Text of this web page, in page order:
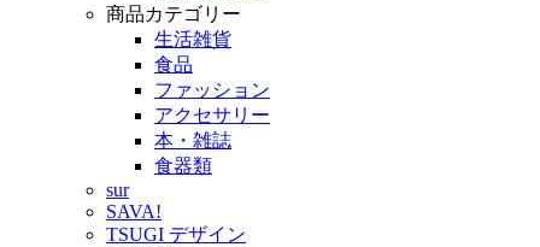
商品カテゴリー
生活雑貨
食品
ファッション
アクセサリー
本・雑誌
食器類
sur
SAVA!
TSUGI デザイン